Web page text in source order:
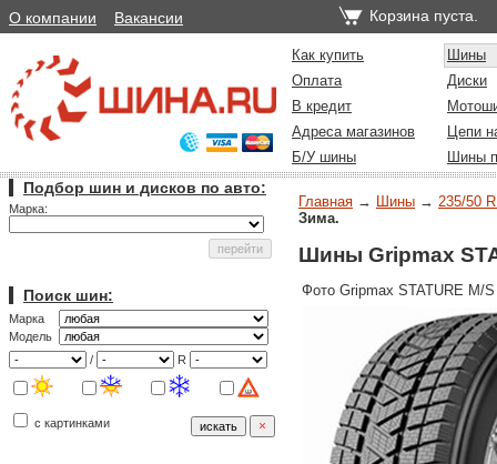
О компании Вакансии Корзина пуста.
Как купить
Шины
Оплата
Диски
В кредит
Адреса магазинов
Цепи
Б/У шины
Шины
Подбор шин и дисков по авто:
Марка:
Поиск шин:
Марка
Модель
/
R
с картинками
Главная → Шины → 235/50
Зима.
Шины Gripmax
Фото Gripmax STATURE M/S